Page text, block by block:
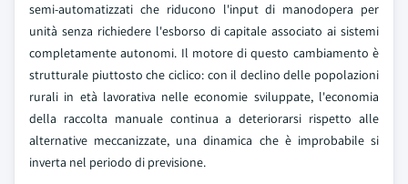
semi-automatizzati che riducono l'input di manodopera per
unità senza richiedere l'esborso di capitale associato ai sistemi
completamente autonomi. Il motore di questo cambiamento è
strutturale piuttosto che ciclico: con il declino delle popolazioni
rurali in età lavorativa nelle economie sviluppate, l'economia
della raccolta manuale continua a deteriorarsi rispetto alle
alternative meccanizzate, una dinamica che è improbabile si
inverta nel periodo di previsione.